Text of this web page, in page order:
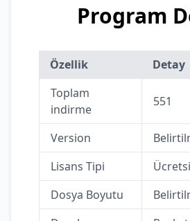
Program
Özellik
Detay
Toplam
indirme
551
Version
Lisans Tipi
Dosya Boyutu